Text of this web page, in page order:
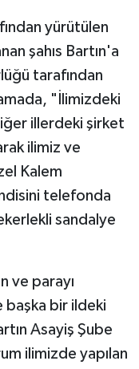
yürütülen
şahıs Bartın'a
tarafından
"İlimizdeki
illerdeki şirket
ilimiz ve
Kalem
telefonda
sandalye
ve parayı
başka bir ildeki
Asayiş Şube
ilimizde yapılan